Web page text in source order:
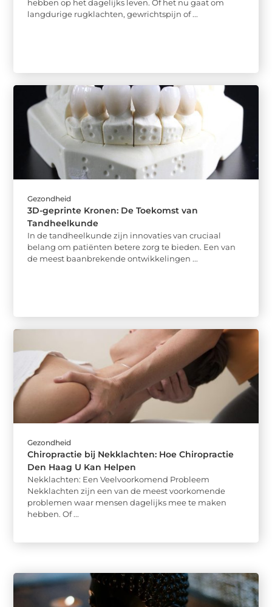
hebben op het dagelijks leven. Of het nu gaat om
langdurige rugklachten, gewrichtspijn of ...
Gezondheid
3D-geprinte Kronen: De Toekomst van
Tandheelkunde
In de tandheelkunde zijn innovaties van cruciaal
belang om patiënten betere zorg te bieden. Een van
de meest baanbrekende ontwikkelingen ...
Gezondheid
Chiropractie bij Nekklachten: Hoe Chiropractie
Den Haag U Kan Helpen
Nekklachten: Een Veelvoorkomend Probleem
Nekklachten zijn een van de meest voorkomende
problemen waar mensen dagelijks mee te maken
hebben. Of ...